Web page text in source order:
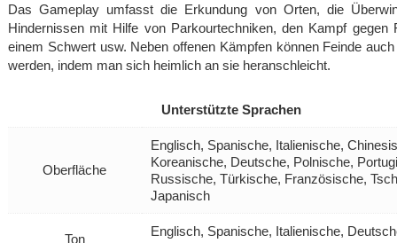
Das Gameplay umfasst die Erkundung von Orten, die
Hindernissen mit Hilfe von Parkourtechniken, den Kampf gegen
einem Schwert usw. Neben offenen Kämpfen können Feinde
werden, indem man sich heimlich an sie heranschleicht.
Unterstützte Sprachen
Oberfläche
Englisch, Spanische, Italienische,
Koreanische, Deutsche, Polnische,
Russische, Türkische, Französische,
Japanisch
Ton
Englisch, Spanische, Italienische,